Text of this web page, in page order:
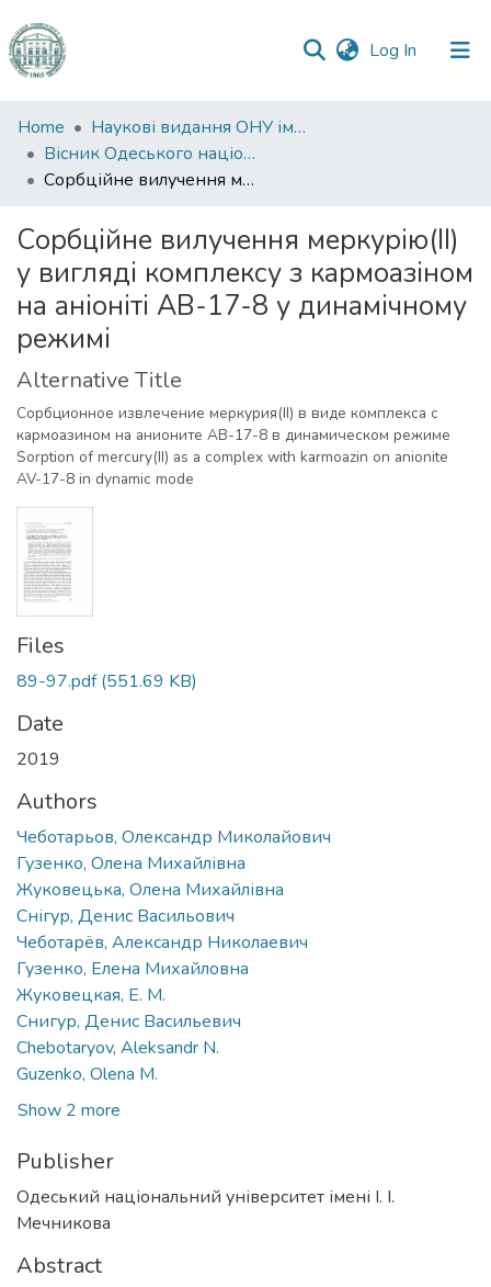
Log In (current)
Communities
&
Collections
Statistics
Home
Наукові видання ОНУ імені І. І. Мечникова
Вісник Одеського національного університету. Хімія
Сорбційне вилучення меркурію(ІI) у вигляді комплексу з кармоазіном на аніоніті АВ-17-8 у динамічному режимі
Сорбційне вилучення меркурію(ІI)
у вигляді комплексу з кармоазіном
на аніоніті АВ-17-8 у динамічному
режимі
Alternative Title
Сорбционное извлечение меркурия(ІI) в виде комплекса с
кармоазином на анионите АВ-17-8 в динамическом режиме
Sorption of mercury(II) as a complex with karmoazin on anionite
AV-17-8 in dynamic mode
Files
89-97.pdf(551.69 KB)
Date
2019
Authors
Чеботарьов, Олександр Миколайович
Гузенко, Олена Михайлівна
Жуковецька, Олена Михайлівна
Снігур, Денис Васильович
Чеботарёв, Александр Николаевич
Гузенко, Елена Михайловна
Жуковецкая, Е. М.
Снигур, Денис Васильевич
Chebotaryov, Aleksandr N.
Guzenko, Olena M.
Show 2 more
Publisher
Одеський національний університет імені І. І.
Мечникова
Abstract